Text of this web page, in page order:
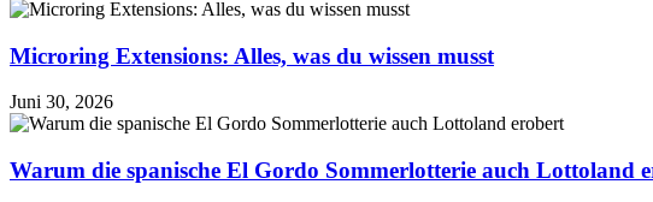
Microring Extensions: Alles, was du wissen musst
Juni 30, 2026
Warum die spanische El Gordo Sommerlotterie auch Lottoland